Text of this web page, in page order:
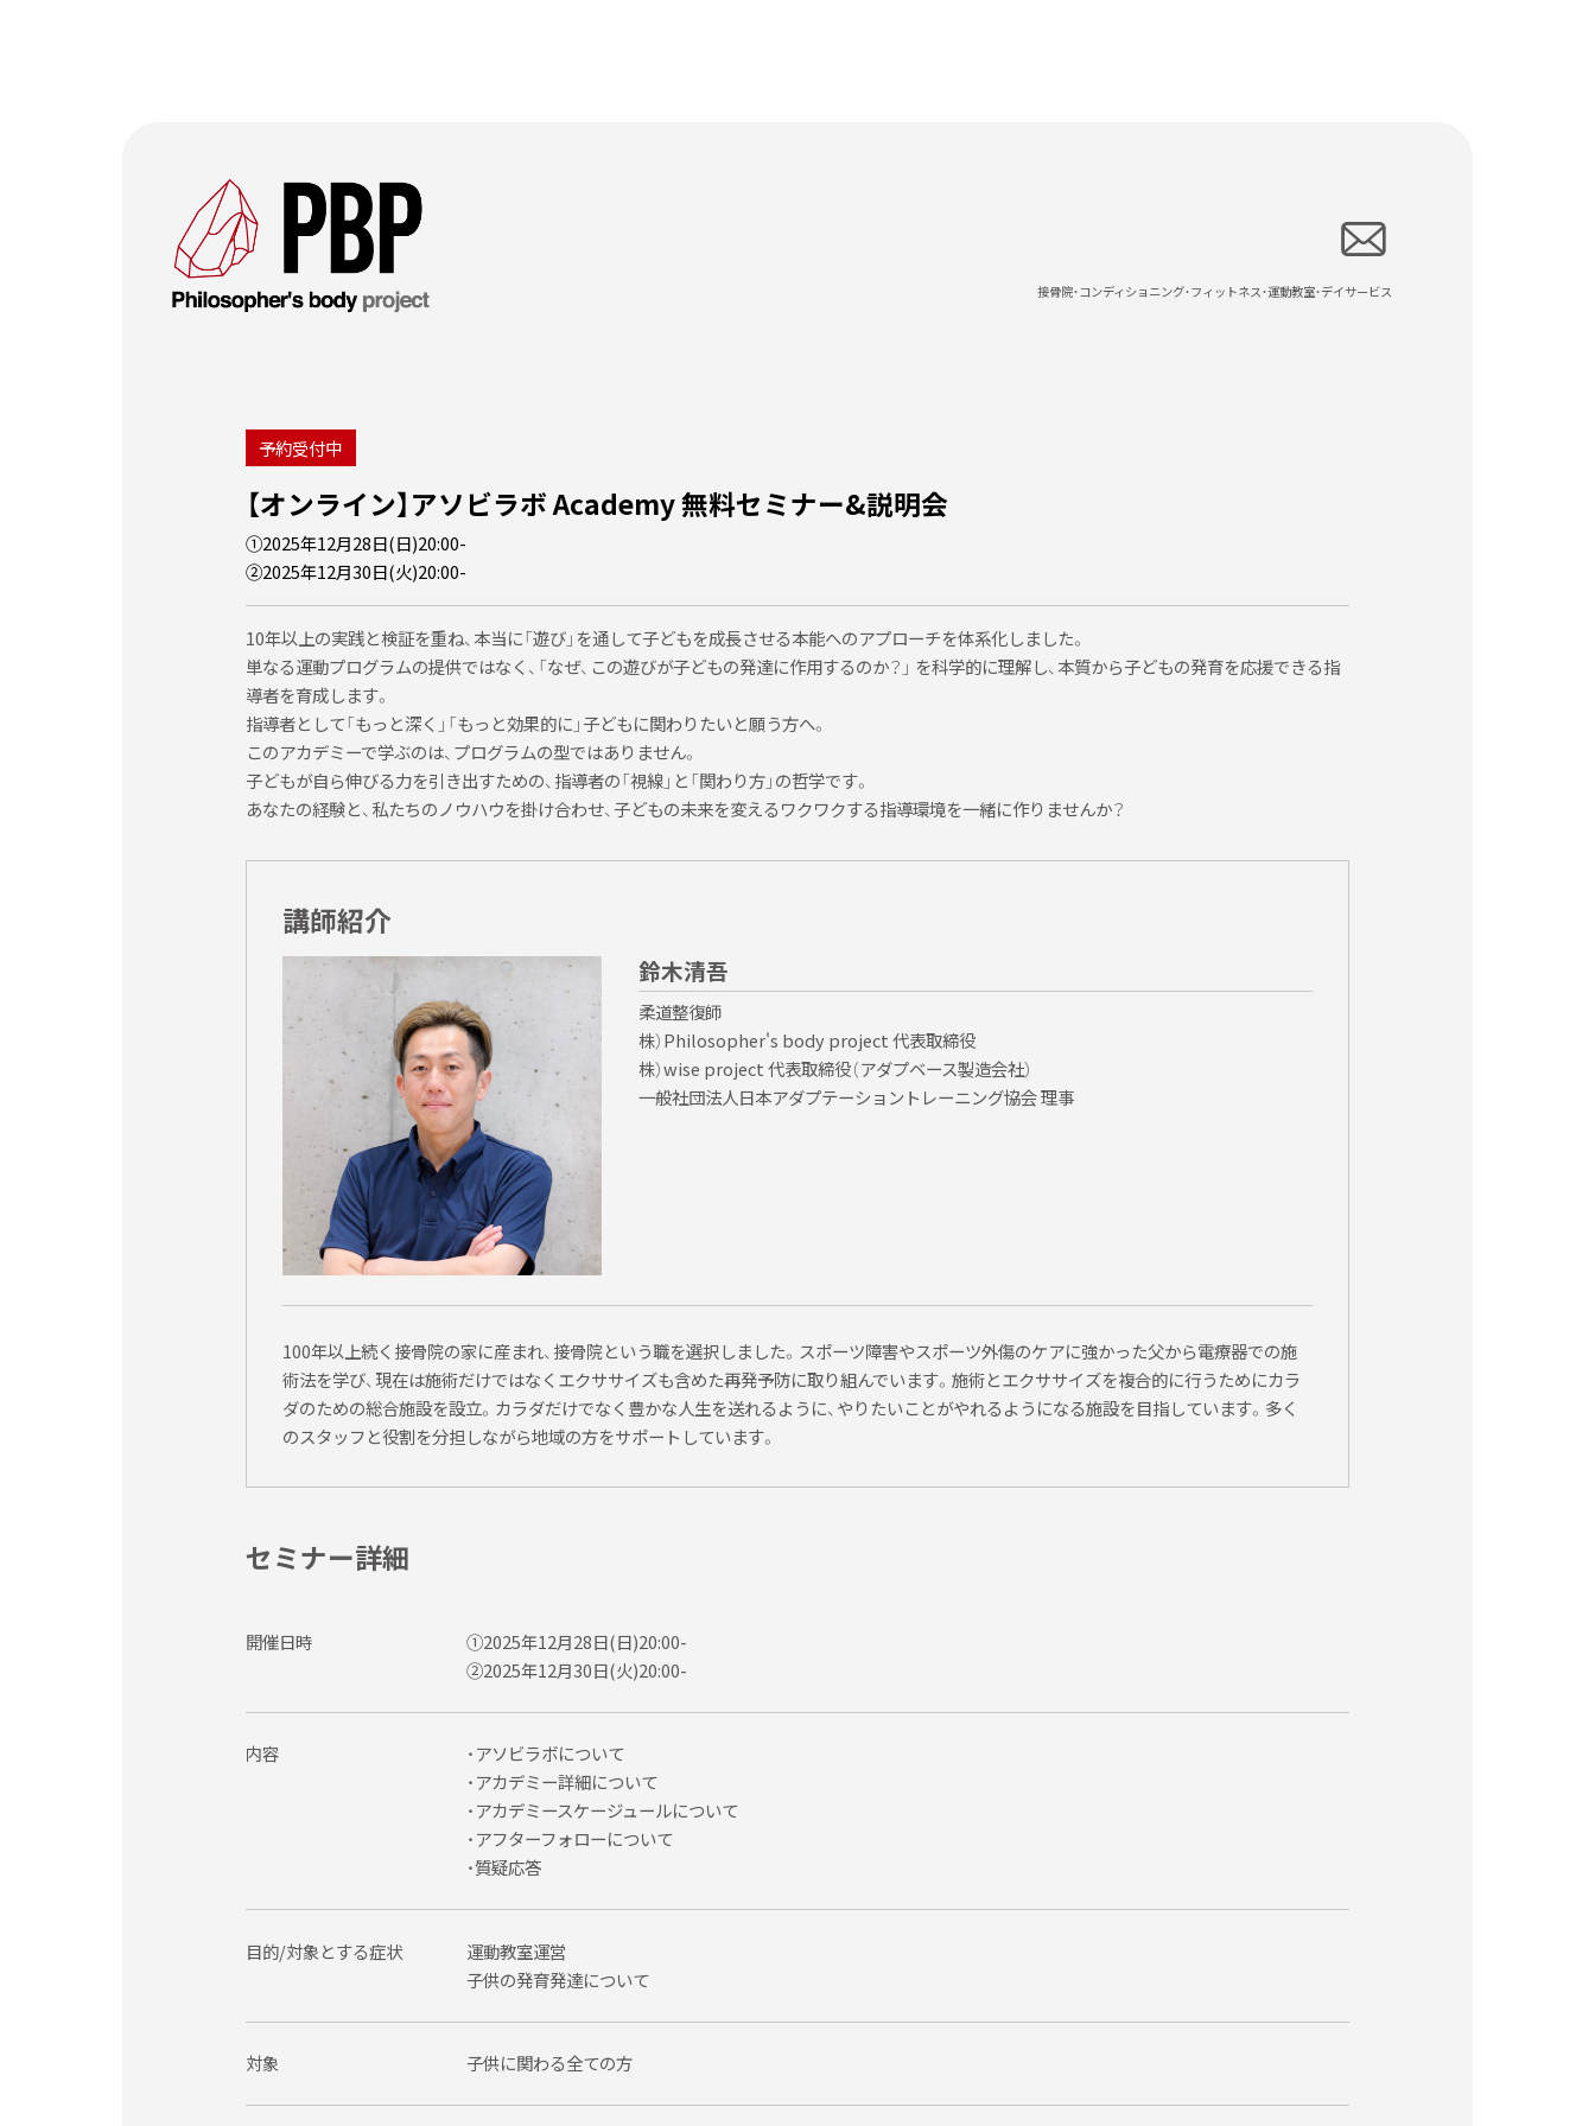
接骨院・コンディショニング・フィットネス・運動教室・デイサービス
予約受付中
【オンライン】アソビラボ Academy 無料セミナー&説明会
①2025年12月28日(日)20:00-
②2025年12月30日(火)20:00-
10年以上の実践と検証を重ね、本当に「遊び」を通して子どもを成長させる本能へのアプローチを体系化しました。
単なる運動プログラムの提供ではなく、「なぜ、この遊びが子どもの発達に作用するのか？」 を科学的に理解し、本質から子どもの発育を応援できる指
導者を育成します。
指導者として「もっと深く」「もっと効果的に」子どもに関わりたいと願う方へ。
このアカデミーで学ぶのは、プログラムの型ではありません。
子どもが自ら伸びる力を引き出すための、指導者の「視線」と「関わり方」の哲学です。
あなたの経験と、私たちのノウハウを掛け合わせ、子どもの未来を変えるワクワクする指導環境を一緒に作りませんか？
講師紹介
鈴木清吾
柔道整復師
株）Philosopher's body project 代表取締役
株）wise project 代表取締役（アダプベース製造会社）
一般社団法人日本アダプテーショントレーニング協会 理事
100年以上続く接骨院の家に産まれ、接骨院という職を選択しました。スポーツ障害やスポーツ外傷のケアに強かった父から電療器での施
術法を学び、現在は施術だけではなくエクササイズも含めた再発予防に取り組んでいます。施術とエクササイズを複合的に行うためにカラ
ダのための総合施設を設立。カラダだけでなく豊かな人生を送れるように、やりたいことがやれるようになる施設を目指しています。多く
のスタッフと役割を分担しながら地域の方をサポートしています。
セミナー詳細
開催日時
①2025年12月28日(日)20:00-
②2025年12月30日(火)20:00-
内容
・アソビラボについて
・アカデミー詳細について
・アカデミースケージュールについて
・アフターフォローについて
・質疑応答
目的/対象とする症状
運動教室運営
子供の発育発達について
対象 子供に関わる全ての方
セミナー開催中止について
・天災及びその他やむを得ない事情により、セミナー開催中止にさせていただく場合がございます。その場合、電話・メール・ＦＡＸのいずれかにより連絡差し上げま
・開催中止の場合、セミナー受講料は銀行振込にて全額返金致します。受講者がご利用された交通機関の費用は当方では負担致しかねます。
会場・日程の変更について
・諸般の事情により、セミナーの会場・日程を変更させていただく場合がございます。その場合、電話・メール・ＦＡＸのいずれかにより連絡差し上げます。
・会場や日程を変更をしたことによる、宿泊先のホテル変更などのキャンセル料・払い戻しなどは致しかねますのでご了承ください。
セミナー受講料の支払いについて
・受講料の支払い方法は、原則として銀行振込となります。当方にて振込確認が出来次第、セミナー申込み完了と致します。振込み確認後、申込み完了のメールを送らせ
また、振込の際の手数料につきましては受講者負担とさせていただきます。
ミナー申込みキャンセルとさせていただく場合もございます。
・セミナー日の2週間前までの申込みキャンセルによる受講料の返金は致します。ただし、セミナー日の2週間以内でのキャンセルの場合は受講料返金は致しかねます
ので、ご了承ください。受講料振込済みにてキャンセルをされる場合、代理出席もしくは講義資料・領収書郵送にて対応させていただきます。代理出席をご利用される
場合、講義資料・領収書等は代理人の方にお渡し致します。事前連絡がない場合の代理出席は、セミナー受講不可と致します。
・領収書は、セミナー開催当日に受付にてお渡し致します。紛失等による領収証の再発行はできかねます。
払い戻しについて
・2週間前までの申込みキャンセルの場合は、指定口座にセミナー料金の払い戻しを致します。振込手数料等は、差し引いた金額となりますので予めご了承ください。
セミナー申込みについて
ます。セミナー申込み後１週間以内に当方より連絡が無い場合、お手数ですがご連絡下さい。
講義内容の撮影・録音について
※セミナー講師により、写真撮影がNGの場合、動画等も許可される場合もございます。セミナー当日にアナウンス致しますので、よろしくお願い致します。